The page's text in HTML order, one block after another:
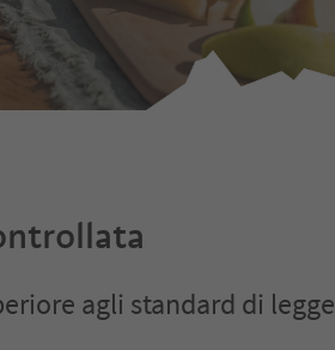
agli standard di legge